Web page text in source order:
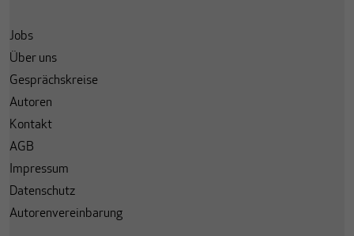
Jobs
Über uns
Gesprächskreise
Autoren
Kontakt
AGB
Impressum
Datenschutz
Autorenvereinbarung